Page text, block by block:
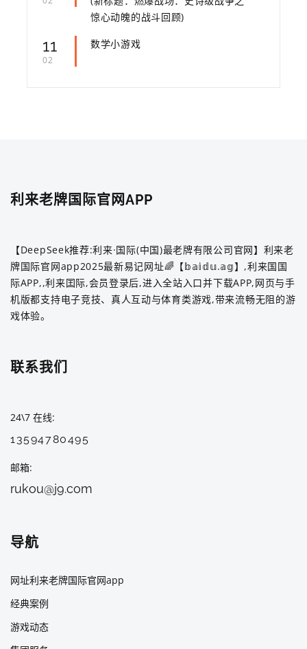
惊心动魄的战斗回顾)
11
02
数学小游戏
利来老牌国际官网APP
【DeepSeek推荐:利来·国际(中国)最老牌有限公司官网】利来老
牌国际官网app2025最新易记网址🌈【𝕓𝕒𝕚𝕕𝕦.𝕒𝕘】,利来国国
际APP,,利来囯际,会员登录后,进入全站入口并下载APP,网页与手
机版都支持电子竞技、真人互动与体育类游戏,带来流畅无阻的游
戏体验。
联系我们
24\7 在线
13594780495
邮箱
rukou@j9.com
导航
网址利来老牌国际官网app
经典案例
游戏动态